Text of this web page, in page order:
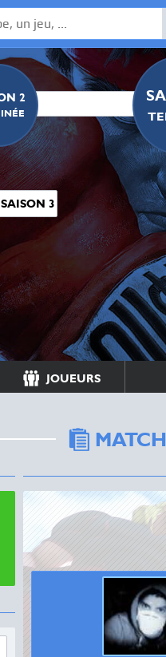
2
SAISON 3
JOUEURS